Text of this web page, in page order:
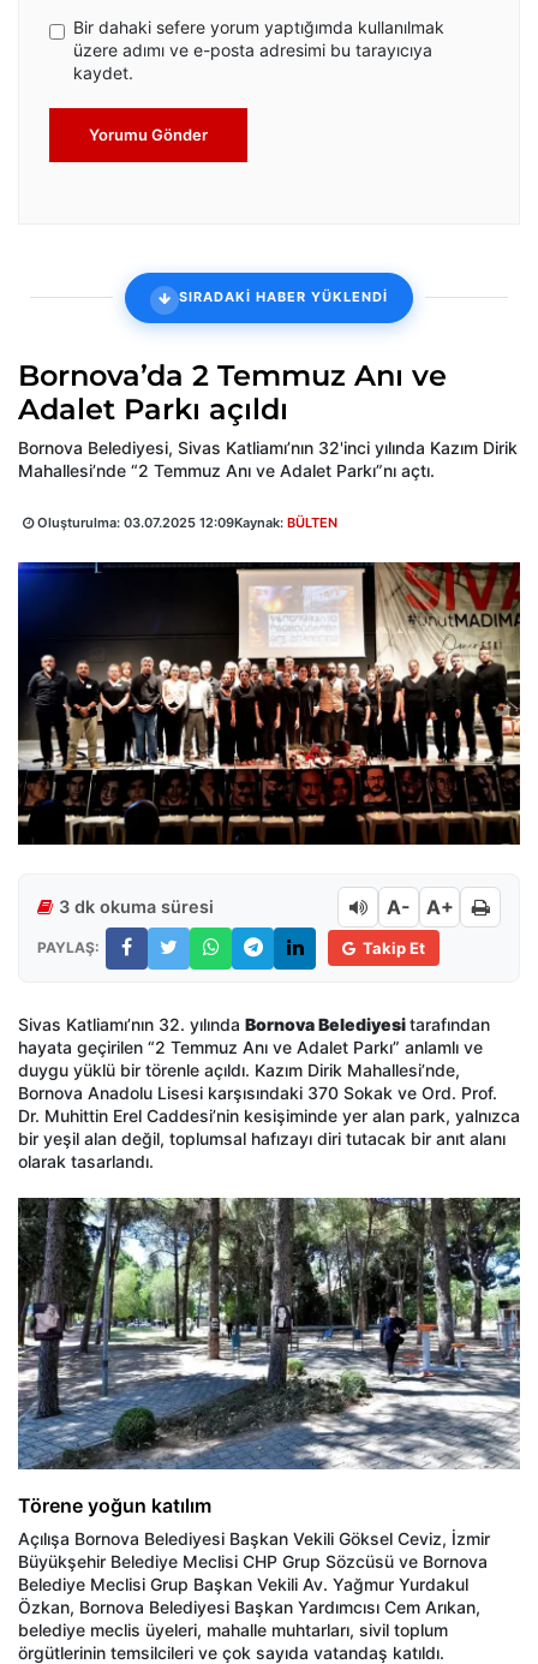
Bir dahaki sefere yorum yaptığımda kullanılmak
üzere adımı ve e-posta adresimi bu tarayıcıya
kaydet.
Yorumu Gönder
SIRADAKİ HABER YÜKLENDİ
Bornova’da 2 Temmuz Anı ve
Adalet Parkı açıldı
Bornova Belediyesi, Sivas Katliamı’nın 32'inci yılında Kazım Dirik
Mahallesi’nde “2 Temmuz Anı ve Adalet Parkı”nı açtı.
Oluşturulma: 03.07.2025 12:09Kaynak: BÜLTEN
3 dk okuma süresi A- A+
PAYLAŞ: Takip Et
Sivas Katliamı’nın 32. yılında Bornova Belediyesitarafından
hayata geçirilen “2 Temmuz Anı ve Adalet Parkı” anlamlı ve
duygu yüklü bir törenle açıldı. Kazım Dirik Mahallesi’nde,
Bornova Anadolu Lisesi karşısındaki 370 Sokak ve Ord. Prof.
Dr. Muhittin Erel Caddesi’nin kesişiminde yer alan park, yalnızca
bir yeşil alan değil, toplumsal hafızayı diri tutacak bir anıt alanı
olarak tasarlandı.
Törene yoğun katılım
Açılışa Bornova Belediyesi Başkan Vekili Göksel Ceviz, İzmir
Büyükşehir Belediye Meclisi CHP Grup Sözcüsü ve Bornova
Belediye Meclisi Grup Başkan Vekili Av. Yağmur Yurdakul
Özkan, Bornova Belediyesi Başkan Yardımcısı Cem Arıkan,
belediye meclis üyeleri, mahalle muhtarları, sivil toplum
örgütlerinin temsilcileri ve çok sayıda vatandaş katıldı.